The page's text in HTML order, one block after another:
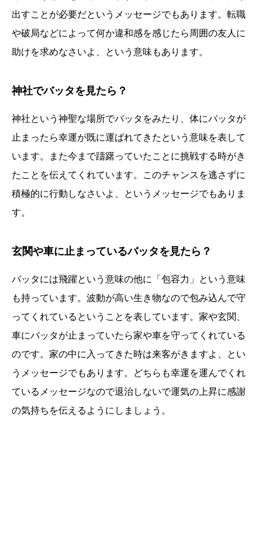
出すことが必要だというメッセージでもあります。転職
や破局などによって何か違和感を感じたら周囲の友人に
助けを求めなさいよ、という意味もあります。
神社でバッタを見たら？
神社という神聖な場所でバッタをみたり、体にバッタが
止まったら幸運が既に運ばれてきたという意味を表して
います。また今まで躊躇っていたことに挑戦する時がき
たことを伝えてくれています。このチャンスを逃さずに
積極的に行動しなさいよ、というメッセージでもありま
す。
玄関や車に止まっているバッタを見たら？
バッタには飛躍という意味の他に「包容力」という意味
も持っています。波動が高い生き物なので包み込んで守
ってくれているということを表しています。家や玄関、
車にバッタが止まっていたら家や車を守ってくれている
のです。家の中に入ってきた時は来客がきますよ、とい
うメッセージでもあります。どちらも幸運を運んでくれ
ているメッセージなので退治しないで運気の上昇に感謝
の気持ちを伝えるようにしましょう。